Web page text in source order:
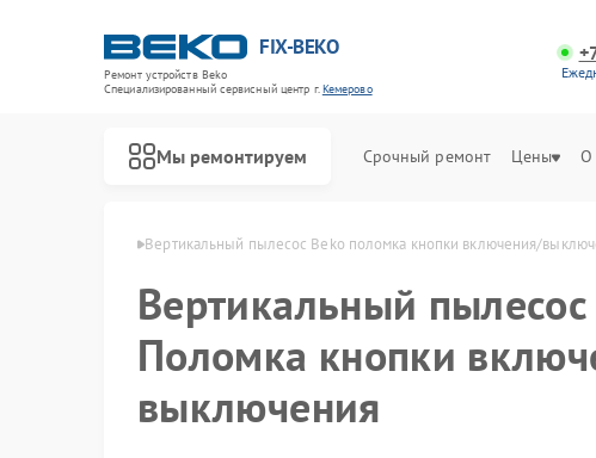
FIX-BEKO
Ремонт устройств Beko
Специализированный cервисный центр г.Кемерово
Мы ремонтируем Срочный ремонт Цены О
Beko в Кемерово Вертикальный пылесос Beko поломка кнопки включения/
Вертикальный пылесос
Поломка кнопки
выключения